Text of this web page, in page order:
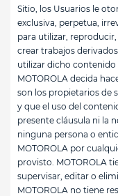
Sitio, los Usuarios le
exclusiva, perpetua,
para utilizar,
crear trabajos
utilizar dicho contenido
MOTOROLA decida
son los propietarios de
y que el uso del
presente cláusula ni la
ninguna persona o
MOTOROLA por
provisto. MOTOROLA
supervisar, editar o
MOTOROLA no tiene